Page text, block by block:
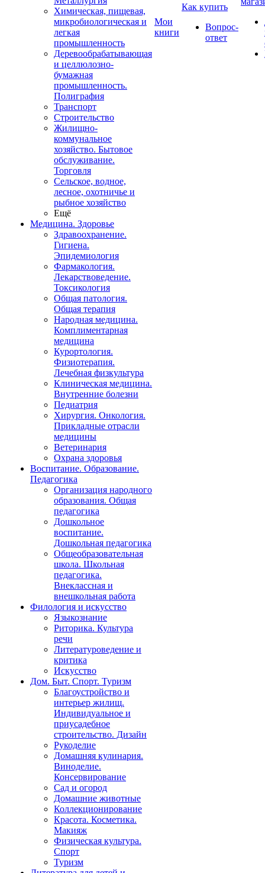
Химическая, пищевая,
микробиологическая и
легкая
промышленность
Деревообрабатывающая
и целлюлозно-
бумажная
промышленность.
Полиграфия
Транспорт
Строительство
Жилищно-
коммунальное
хозяйство. Бытовое
обслуживание.
Торговля
Сельское, водное,
лесное, охотничье и
рыбное хозяйство
Ещё
Медицина. Здоровье
Здравоохранение.
Гигиена.
Эпидемиология
Фармакология.
Лекарствоведение.
Токсикология
Общая патология.
Общая терапия
Народная медицина.
Комплиментарная
медицина
Курортология.
Физиотерапия.
Лечебная физкультура
Клиническая медицина.
Внутренние болезни
Педиатрия
Хирургия. Онкология.
Прикладные отрасли
медицины
Ветеринария
Охрана здоровья
Воспитание. Образование.
Педагогика
Организация народного
образования. Общая
педагогика
Дошкольное
воспитание.
Дошкольная педагогика
Общеобразовательная
школа. Школьная
педагогика.
Внеклассная и
внешкольная работа
Филология и искусство
Языкознание
Риторика. Культура
речи
Литературоведение и
критика
Искусство
Дом. Быт. Спорт. Туризм
Благоустройство и
интерьер жилищ.
Индивидуальное и
приусадебное
строительство. Дизайн
Рукоделие
Домашняя кулинария.
Виноделие.
Консервирование
Сад и огород
Домашние животные
Коллекционирование
Красота. Косметика.
Макияж
Физическая культура.
Спорт
Туризм
Мои
книги
Как купить
Вопрос-
ответ